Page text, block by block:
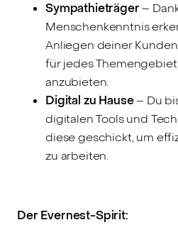
Sympathieträger–
Menschenkenntnis
Anliegen deiner
für jedes
anzubieten.
Digital zu Hause– Du
digitalen Tools und
diese geschickt, um
zu arbeiten.
Der Evernest-Spirit: